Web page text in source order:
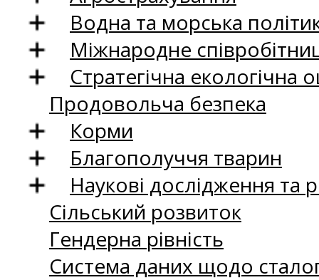
Водна та морська
Міжнародне
Стратегічна екологічна
Продовольча безпека
Корми
Благополуччя тварин
Наукові дослідження та
Сільський розвиток
Гендерна рівність
Система даних щодо